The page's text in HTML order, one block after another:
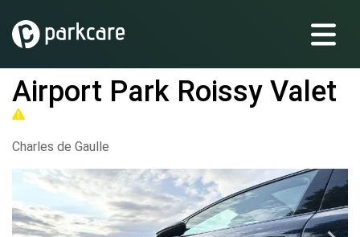
Airport Park Roissy Valet
Charles de Gaulle